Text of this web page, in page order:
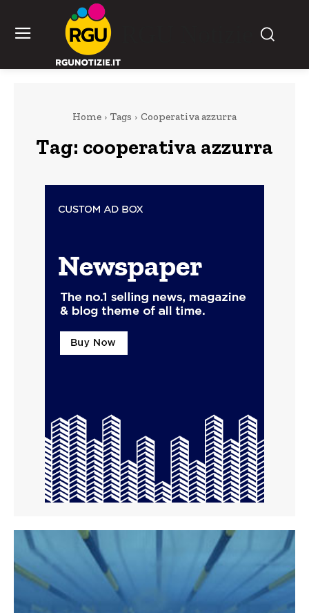
Home Tags Cooperativa azzurra
Tag: cooperativa azzurra